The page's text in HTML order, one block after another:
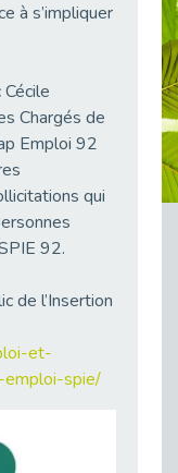
L'alternance : un tremplin vers l'emploi aussi pour les personnes en situation de handicap
ans
L’Aménagement Raisonnable : Un Levier pour l’Équité
Optimiser son CV lorsqu’on est en situation de handicap
28 avril : Agir ensemble pour une culture de prévention au travail
à s’impliquer
Chargés de
Emploi 92
qui
92.
de l’Insertion
et-
emploi-spie/